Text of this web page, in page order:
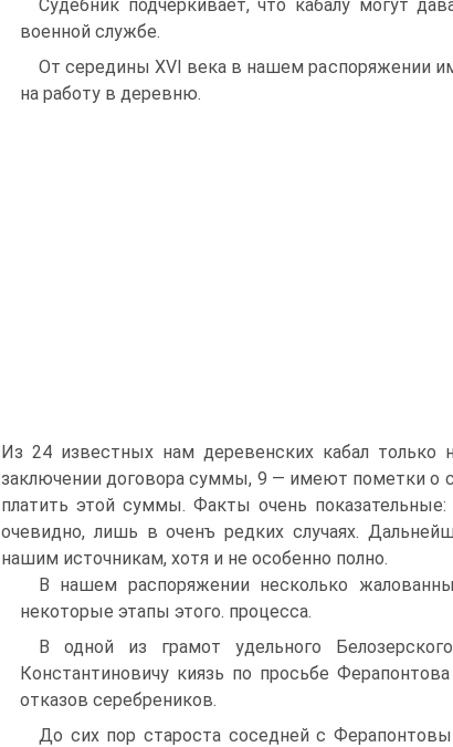
Судебник подчеркивает, что кабалу могут
военной службе.
От середины XVI века в нашем распоряжении
на ра­боту в деревню.
Из 24 известных нам деревенских кабал только
заключении договора суммы, 9 — имеют пометки о
платить этой суммы. Факты очень
очевидно, лишь в оченъ редких случаях.
нашим источникам, хотя и не особенно полно.
B нашем распоряжении несколько
некоторые этапы этого. процесса.
B одной из грамот удельного
Константино­вичу киязь по просьбе
отказов серебреников.
До сих пор староста соседней с